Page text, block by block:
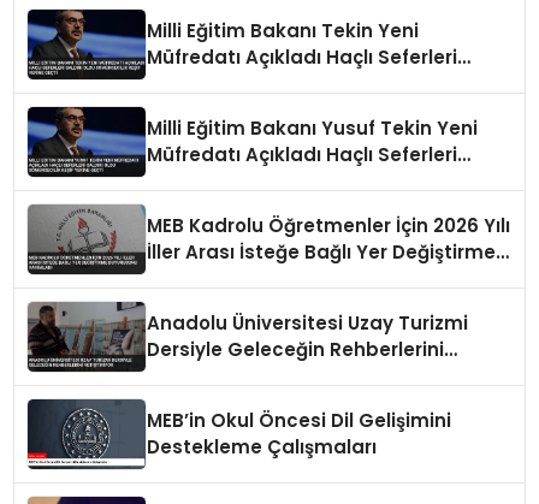
Milli Eğitim Bakanı Tekin Yeni
Müfredatı Açıkladı Haçlı Seferleri
Milli Eğitim Bakanı Yusuf Tekin Yeni
Müfredatı Açıkladı Haçlı Seferleri
MEB Kadrolu Öğretmenler İçin 2026 Yılı
İller Arası İsteğe Bağlı Yer Değiştirme
Anadolu Üniversitesi Uzay Turizmi
Dersiyle Geleceğin Rehberlerini
MEB’in Okul Öncesi Dil Gelişimini
Destekleme Çalışmaları